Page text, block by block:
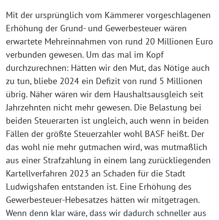
Mit der ursprünglich vom Kämmerer vorgeschlagenen
Erhöhung der Grund- und Gewerbesteuer wären
erwartete Mehreinnahmen von rund 20 Millionen Euro
verbunden gewesen. Um das mal im Kopf
durchzurechnen: Hätten wir den Mut, das Nötige auch
zu tun, bliebe 2024 ein Defizit von rund 5 Millionen
übrig. Näher wären wir dem Haushaltsausgleich seit
Jahrzehnten nicht mehr gewesen. Die Belastung bei
beiden Steuerarten ist ungleich, auch wenn in beiden
Fällen der größte Steuerzahler wohl BASF heißt. Der
das wohl nie mehr gutmachen wird, was mutmaßlich
aus einer Strafzahlung in einem lang zurückliegenden
Kartellverfahren 2023 an Schaden für die Stadt
Ludwigshafen entstanden ist. Eine Erhöhung des
Gewerbesteuer-Hebesatzes hätten wir mitgetragen.
Wenn denn klar wäre, dass wir dadurch schneller aus